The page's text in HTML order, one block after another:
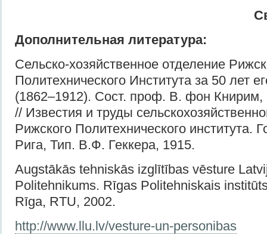
Дополнительная литература:
Сельско-хозяйственное отделение
Политехнического Института за 50 лет
(1862–1912). Сост. проф. В. фон
// Известия и труды
Рижского Политехнического института.
Рига, Тип. В.Ф. Геккера, 1915.
Augstākās tehniskās izglītības vēsture
Politehnikums. Rīgas Politehniskais
Rīga, RTU, 2002.
http://www.llu.lv/vesture-un-personibas